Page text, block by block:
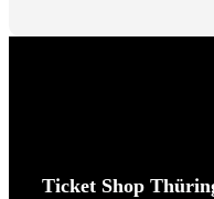
Ticket Shop